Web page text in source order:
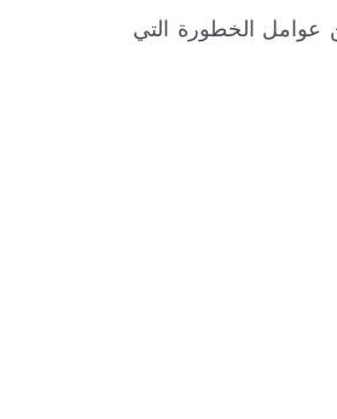
عوامل الخطورة التي